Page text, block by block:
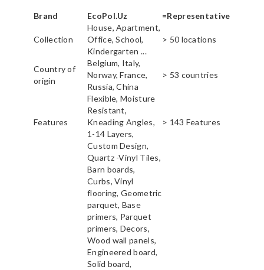
Brand EcoPol.Uz =Representative
Collection
House, Apartment,
Office, School,
Kindergarten ...
> 50 locations
Country of
origin
Belgium, Italy,
Norway, France,
Russia, China
> 53 countries
Features
Flexible, Moisture
Resistant,
Kneading Angles,
1-14 Layers,
Custom Design,
> 143 Features
Quartz -Vinyl Tiles,
Barn boards,
Curbs, Vinyl
flooring, Geometric
parquet, Base
primers, Parquet
primers, Decors,
Wood wall panels,
Engineered board,
Solid board,